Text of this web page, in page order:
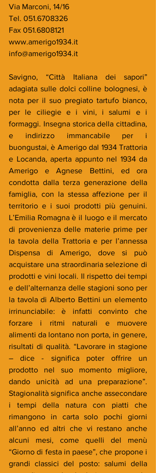
Via Marconi, 14/16
Tel. 051.6708326
Fax 051.6808121
www.amerigo1934.it
info@amerigo1934.it
Savigno, “Città Italiana dei sapori”
adagiata sulle dolci colline bolognesi, è
nota per il suo pregiato tartufo bianco,
per le ciliegie e i vini, i salumi e i
formaggi. Insegna storica della cittadina,
e indirizzo immancabile per i
buongustai, è Amerigo dal 1934 Trattoria
e Locanda, aperta appunto nel 1934 da
Amerigo e Agnese Bettini, ed ora
condotta dalla terza generazione della
famiglia, con la stessa affezione per il
territorio e i suoi prodotti più genuini.
L’Emilia Romagna è il luogo e il mercato
di provenienza delle materie prime per
la tavola della Trattoria e per l’annessa
Dispensa di Amerigo, dove si può
acquistare una straordinaria selezione di
prodotti e vini locali. Il rispetto dei tempi
e dell’alternanza delle stagioni sono per
la tavola di Alberto Bettini un elemento
irrinunciabile: è infatti convinto che
forzare i ritmi naturali e muovere
alimenti da lontano non porta, in genere,
risultati di qualità. “Lavorare in stagione
– dice - significa poter offrire un
prodotto nel suo momento migliore,
dando unicità ad una preparazione”.
Stagionalità significa anche assecondare
i tempi della natura con piatti che
rimangono in carta solo pochi giorni
all’anno ed altri che vi restano anche
alcuni mesi, come quelli del menù
“Giorno di festa in paese”, che propone i
grandi classici del posto: salumi della